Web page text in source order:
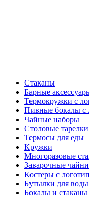
Стаканы
Барные
Термокружки с
Пивные бокалы с
Чайные наборы
Столовые тарелки
Термосы для еды
Кружки
Многоразовые
Заварочные
Костеры с
Бутылки для воды
Бокалы и стаканы